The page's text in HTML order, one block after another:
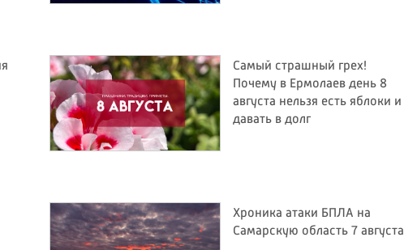
Самый страшный грех!
Почему в Ермолаев день 8
августа нельзя есть яблоки и
давать в долг
Хроника атаки БПЛА на
Самарскую область 7 августа